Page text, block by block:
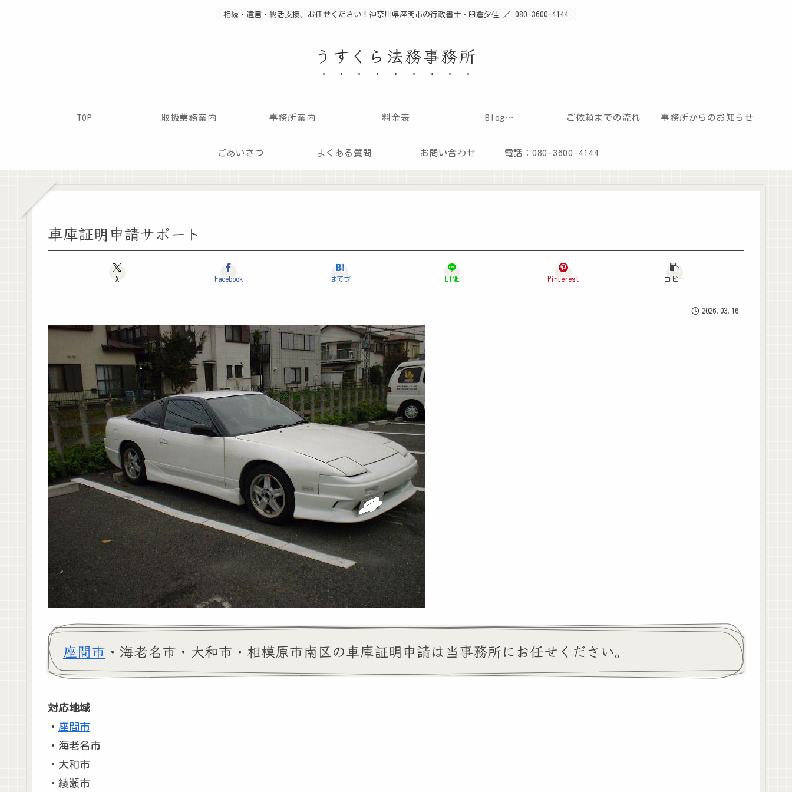
相続・遺言・終活支援、お任せください！神奈川県座間市の行政書士・臼倉夕佳 ／ 080-3600-4144
うすくら法務事務所
TOP 取扱業務案内 事務所案内 料金表 Blog… ご依頼までの流れ 事務所からのお知らせ
ごあいさつ よくある質問 お問い合わせ 電話：080-3600-4144
車庫証明申請サポート
X Facebook はてブ LINE Pinterest コピー
2026.03.16
座間市 ・海老名市・大和市・相模原市南区の車庫証明申請は当事務所にお任せください。
対応地域
・ 座間市
・海老名市
・大和市
・綾瀬市